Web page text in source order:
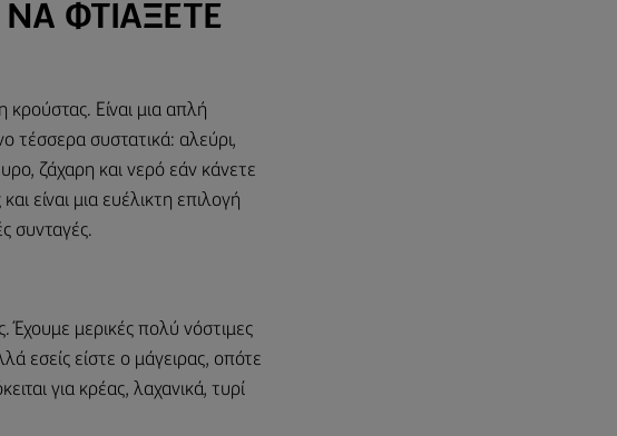
ΝΑ ΦΤΙΑΞΕΤΕ
κρούστας. Είναι μια απλή
τέσσερα συστατικά: αλεύρι,
ζάχαρη και νερό εάν κάνετε
είναι μια ευέλικτη επιλογή
συνταγές.
Έχουμε μερικές πολύ νόστιμες
εσείς είστε ο μάγειρας, οπότε
για κρέας, λαχανικά, τυρί